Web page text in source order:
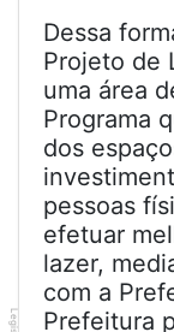
Dessa
Projeto de
uma área
Programa
dos
pessoas
efetuar
lazer,
com a
Prefeitura